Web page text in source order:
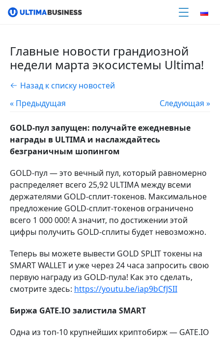
Главные новости грандиозной
недели марта экосистемы Ultima!
Назад к списку новостей
« Предыдущая
Следующая »
GOLD-пул запущен: получайте ежедневные
награды в ULTIMA и наслаждайтесь
безграничным шопингом
GOLD-пул — это вечный пул, который равномерно
распределяет всего 25,92 ULTIMA между всеми
держателями GOLD-сплит-токенов. Максимальное
предложение GOLD-сплит-токенов ограничено
всего 1 000 000! А значит, по достижении этой
цифры получить GOLD-сплиты будет невозможно.
Теперь вы можете вывести GOLD SPLIT токены на
SMART WALLET и уже через 24 часа запросить свою
первую награду из GOLD-пула! Как это сделать,
смотрите здесь: https://youtu.be/iap9bCfJSII
Биржа GATE.IO залистила SMART
Одна из топ-10 крупнейших криптобирж — GATE.IO